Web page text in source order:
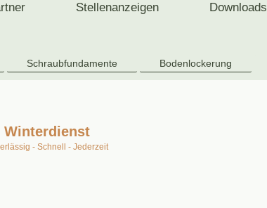
Stellenanzeigen Downloads
Schraubfundamente Bodenlockerung
Winterdienst
- Schnell - Jederzeit